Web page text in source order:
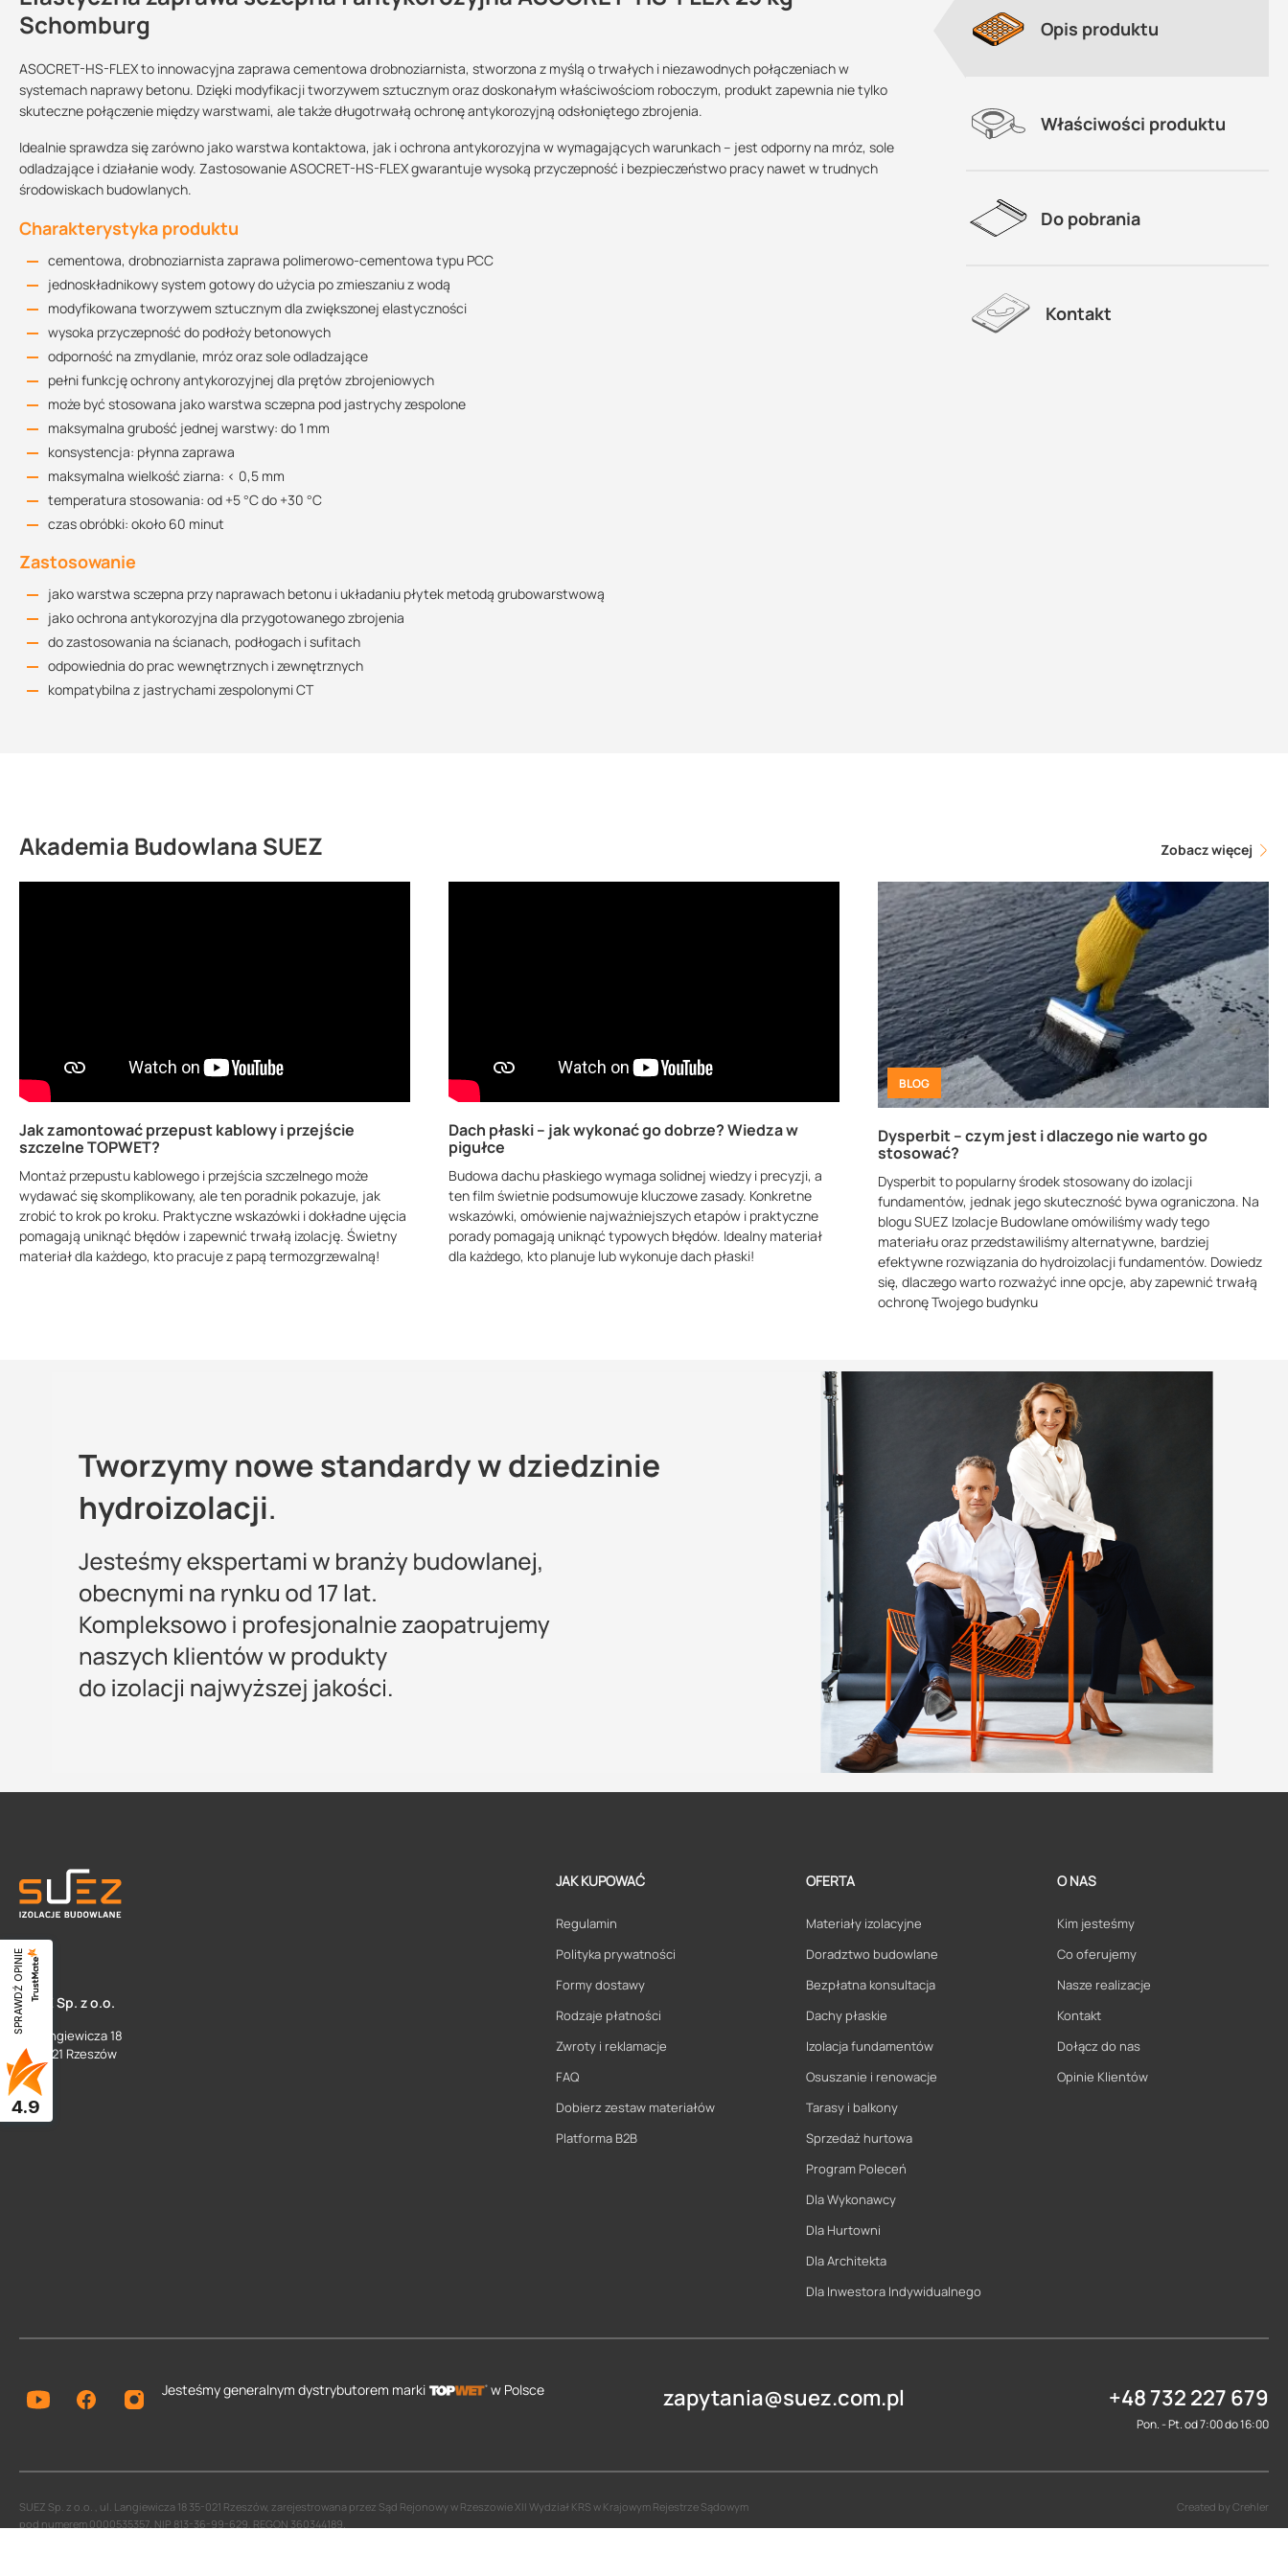
Schomburg
ASOCRET-HS-FLEX to innowacyjna zaprawa cementowa drobnoziarnista, stworzona z myślą o trwałych i niezawodnych połączeniach w
systemach naprawy betonu. Dzięki modyfikacji tworzywem sztucznym oraz doskonałym właściwościom roboczym, produkt zapewnia nie tylko
skuteczne połączenie między warstwami, ale także długotrwałą ochronę antykorozyjną odsłoniętego zbrojenia.
Idealnie sprawdza się zarówno jako warstwa kontaktowa, jak i ochrona antykorozyjna w wymagających warunkach – jest odporny na mróz, sole
odladzające i działanie wody. Zastosowanie ASOCRET-HS-FLEX gwarantuje wysoką przyczepność i bezpieczeństwo pracy nawet w trudnych
środowiskach budowlanych.
Charakterystyka produktu
cementowa, drobnoziarnista zaprawa polimerowo-cementowa typu PCC
jednoskładnikowy system gotowy do użycia po zmieszaniu z wodą
modyfikowana tworzywem sztucznym dla zwiększonej elastyczności
wysoka przyczepność do podłoży betonowych
odporność na zmydlanie, mróz oraz sole odladzające
pełni funkcję ochrony antykorozyjnej dla prętów zbrojeniowych
może być stosowana jako warstwa sczepna pod jastrychy zespolone
maksymalna grubość jednej warstwy: do 1 mm
konsystencja: płynna zaprawa
maksymalna wielkość ziarna: < 0,5 mm
temperatura stosowania: od +5 °C do +30 °C
czas obróbki: około 60 minut
Zastosowanie
jako warstwa sczepna przy naprawach betonu i układaniu płytek metodą grubowarstwową
jako ochrona antykorozyjna dla przygotowanego zbrojenia
do zastosowania na ścianach, podłogach i sufitach
odpowiednia do prac wewnętrznych i zewnętrznych
kompatybilna z jastrychami zespolonymi CT
Sprzedajemy na:
sztuki
Podlega zwrotowi?:
tak
Test higieniczny
750.78 KB
POBIERZ
Instrukcja techniczna
252.1 KB
Deklaracje własciwosci użytkowych
401.61 KB
Maszy pytania lub wątpliwości?
Skontaktuj się z nami
Marek Nogaj
Specjalista doradca
marek@suez.com.pl
Opis produktu
Właściwości produktu
Do pobrania
Kontakt
Akademia Budowlana SUEZ Zobacz więcej
Jak zamontować przepust kablowy i przejście
szczelne TOPWET?
Montaż przepustu kablowego i przejścia szczelnego może
wydawać się skomplikowany, ale ten poradnik pokazuje, jak
zrobić to krok po kroku. Praktyczne wskazówki i dokładne ujęcia
pomagają uniknąć błędów i zapewnić trwałą izolację. Świetny
materiał dla każdego, kto pracuje z papą termozgrzewalną!
Dach płaski – jak wykonać go dobrze? Wiedza w
pigułce
Budowa dachu płaskiego wymaga solidnej wiedzy i precyzji, a
ten film świetnie podsumowuje kluczowe zasady. Konkretne
wskazówki, omówienie najważniejszych etapów i praktyczne
porady pomagają uniknąć typowych błędów. Idealny materiał
dla każdego, kto planuje lub wykonuje dach płaski!
BLOG
Dysperbit – czym jest i dlaczego nie warto go
stosować?
Dysperbit to popularny środek stosowany do izolacji
fundamentów, jednak jego skuteczność bywa ograniczona. Na
blogu SUEZ Izolacje Budowlane omówiliśmy wady tego
materiału oraz przedstawiliśmy alternatywne, bardziej
efektywne rozwiązania do hydroizolacji fundamentów. Dowiedz
się, dlaczego warto rozważyć inne opcje, aby zapewnić trwałą
ochronę Twojego budynku
SUEZ Sp. z o.o.
ul. Langiewicza 18
35 - 021 Rzeszów
JAK KUPOWAĆ
Regulamin
Polityka prywatności
Formy dostawy
Rodzaje płatności
Zwroty i reklamacje
FAQ
Dobierz zestaw materiałów
Platforma B2B
OFERTA
Materiały izolacyjne
Doradztwo budowlane
Bezpłatna konsultacja
Dachy płaskie
Izolacja fundamentów
Osuszanie i renowacje
Tarasy i balkony
Sprzedaż hurtowa
Program Poleceń
Dla Wykonawcy
Dla Hurtowni
Dla Architekta
Dla Inwestora Indywidualnego
O NAS
Kim jesteśmy
Co oferujemy
Nasze realizacje
Kontakt
Dołącz do nas
Opinie Klientów
Jesteśmy generalnym dystrybutorem marki w Polsce zapytania@suez.com.pl +48 732 227 679
Pon. - Pt. od 7:00 do 16:00
SUEZ Sp. z o.o. , ul. Langiewicza 18 35-021 Rzeszów, zarejestrowana przez Sąd Rejonowy w Rzeszowie XII Wydział KRS w Krajowym Rejestrze Sądowym
pod numerem 0000535357, NIP 813-36-99-629, REGON 360344189.
Created by Crehler
SPRAWDŹ OPINIE
4.9